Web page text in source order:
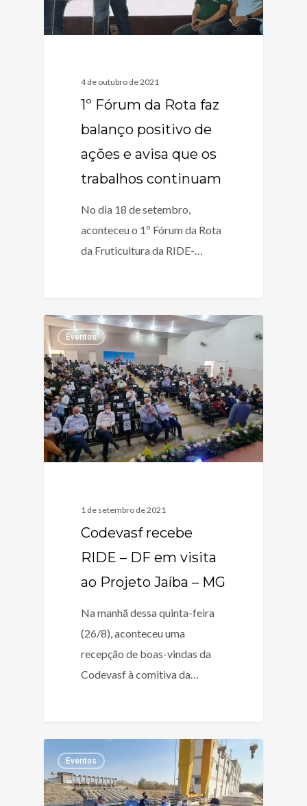
4 de outubro de 2021
1º Fórum da Rota faz
balanço positivo de
ações e avisa que os
trabalhos continuam
No dia 18 de setembro,
aconteceu o 1º Fórum da Rota
da Fruticultura da RIDE-…
Eventos
1 de setembro de 2021
Codevasf recebe
RIDE – DF em visita
ao Projeto Jaíba – MG
Na manhã dessa quinta-feira
(26/8), aconteceu uma
recepção de boas-vindas da
Codevasf à comitiva da…
Eventos